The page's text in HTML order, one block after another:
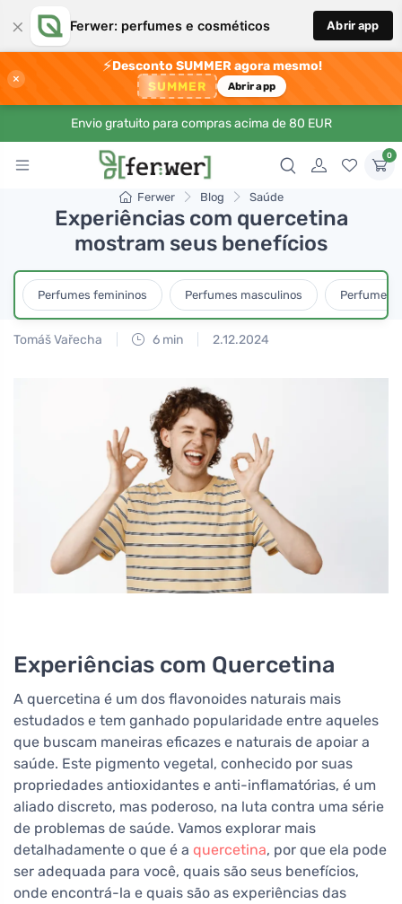
× Ferwer: perfumes e cosméticos Abrir app
×
⚡Desconto SUMMER agora mesmo!
SUMMER Abrir app
Envio gratuito para compras acima de 80 EUR
0
Ferwer Blog Saúde
Experiências com quercetina
mostram seus benefícios
Perfumes femininos Perfumes masculinos Perfumes
Tomáš Vařecha 6 min 2.12.2024
Experiências com Quercetina
A quercetina é um dos flavonoides naturais mais
estudados e tem ganhado popularidade entre aqueles
que buscam maneiras eficazes e naturais de apoiar a
saúde. Este pigmento vegetal, conhecido por suas
propriedades antioxidantes e anti-inflamatórias, é um
aliado discreto, mas poderoso, na luta contra uma série
de problemas de saúde. Vamos explorar mais
detalhadamente o que é a quercetina, por que ela pode
ser adequada para você, quais são seus benefícios,
onde encontrá-la e quais são as experiências das